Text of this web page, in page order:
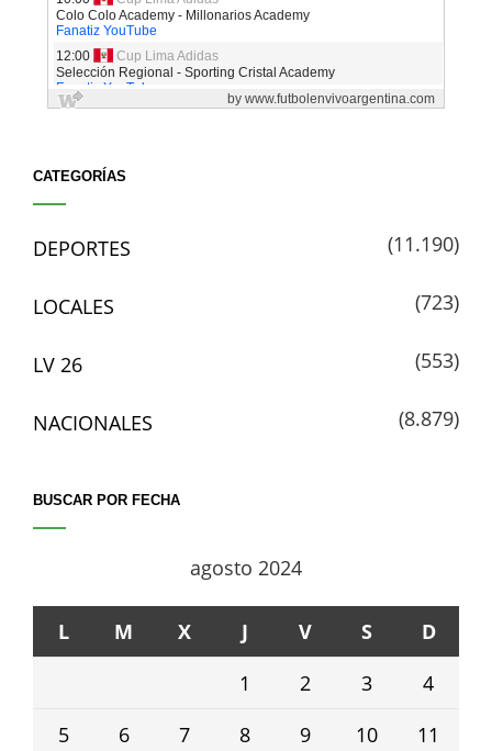
CATEGORÍAS
DEPORTES (11.190)
LOCALES (723)
LV 26 (553)
NACIONALES (8.879)
BUSCAR POR FECHA
agosto 2024
L M X J V S
D
1
2 3
4
5
6 7 8 9 10
11